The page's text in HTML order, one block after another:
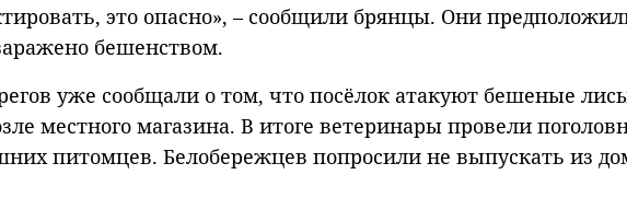
это опасно», – сообщили брянцы. Они
бешенством.
уже сообщали о том, что посёлок атакуют бешеные
местного магазина. В итоге ветеринары провели
питомцев. Белобережцев попросили не выпускать из